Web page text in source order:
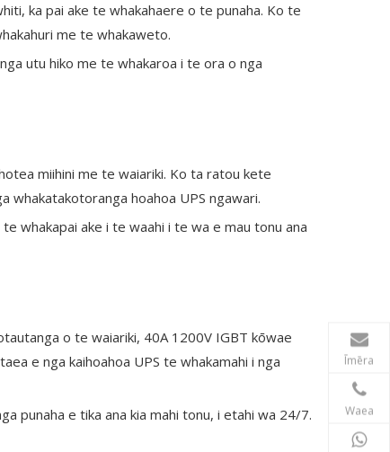
ka pai ake te whakahaere o te punaha. Ko te
me te whakaweto.
utu hiko me te whakaroa i te ora o nga
miihini me te waiariki. Ko ta ratou kete
whakatakotoranga hoahoa UPS ngawari.
whakapai ake i te waahi i te wa e mau tonu ana
o te waiariki, 40A 1200V IGBT kōwae
e nga kaihoahoa UPS te whakamahi i nga
punaha e tika ana kia mahi tonu, i etahi wa 24/7.
Īmēra
Waea